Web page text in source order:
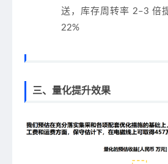
送，库存周转率 2–3 倍
22%
三、量化提升效果